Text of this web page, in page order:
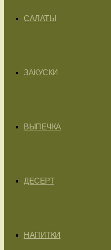
САЛАТЫ
ЗАКУСКИ
ВЫПЕЧКА
ДЕСЕРТ
НАПИТКИ